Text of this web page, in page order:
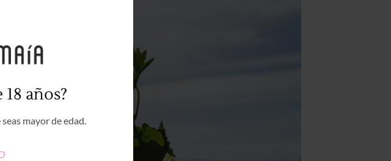
18 años?
mayor de edad.